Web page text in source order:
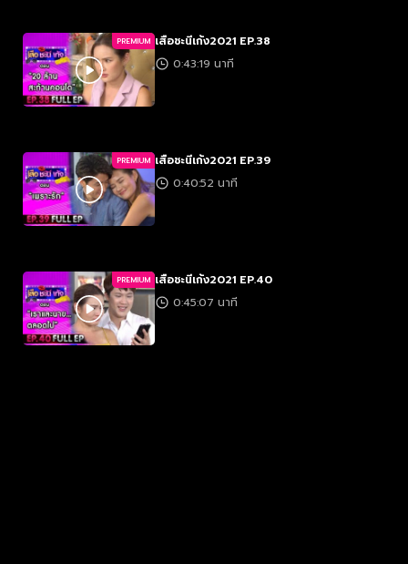
PREMIUM เสือชะนีเก้ง2021 EP.38
0:43:19 นาที
PREMIUM เสือชะนีเก้ง2021 EP.39
0:40:52 นาที
PREMIUM เสือชะนีเก้ง2021 EP.40
0:45:07 นาที